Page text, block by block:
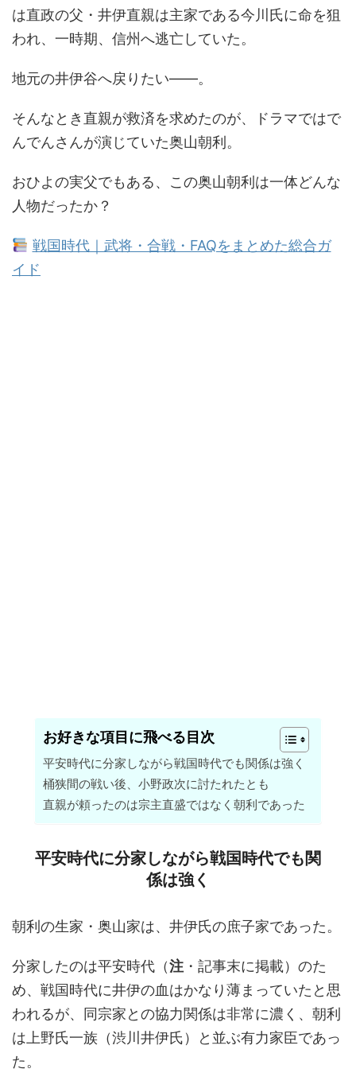
は直政の父・井伊直親は主家である今川氏に命を狙
われ、一時期、信州へ逃亡していた。
地元の井伊谷へ戻りたい――。
そんなとき直親が救済を求めたのが、ドラマではで
んでんさんが演じていた奥山朝利。
おひよの実父でもある、この奥山朝利は一体どんな
人物だったか？
戦国時代｜武将・合戦・FAQをまとめた総合ガ
イド
お好きな項目に飛べる目次
平安時代に分家しながら戦国時代でも関係は強く
桶狭間の戦い後、小野政次に討たれたとも
直親が頼ったのは宗主直盛ではなく朝利であった
平安時代に分家しながら戦国時代でも関
係は強く
朝利の生家・奥山家は、井伊氏の庶子家であった。
分家したのは平安時代（注 ・記事末に掲載）のた
め、戦国時代に井伊の血はかなり薄まっていたと思
われるが、同宗家との協力関係は非常に濃く、朝利
は上野氏一族（渋川井伊氏）と並ぶ有力家臣であっ
た。